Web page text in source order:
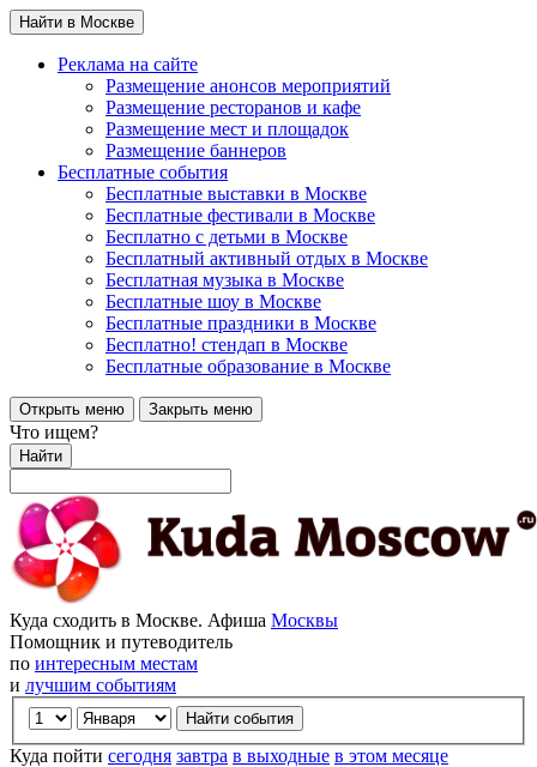
Найти в Москве
Реклама на сайте
Размещение анонсов мероприятий
Размещение ресторанов и кафе
Размещение мест и площадок
Размещение баннеров
Бесплатные события
Бесплатные выставки в Москве
Бесплатные фестивали в Москве
Бесплатно с детьми в Москве
Бесплатный активный отдых в Москве
Бесплатная музыка в Москве
Бесплатные шоу в Москве
Бесплатные праздники в Москве
Бесплатно! стендап в Москве
Бесплатные образование в Москве
Открыть меню Закрыть меню
Что ищем?
Найти
Куда сходить в Москве. Афиша Москвы
Помощник и путеводитель
по интересным местам
и лучшим событиям
Куда пойти сегодня завтра в выходные в этом месяце